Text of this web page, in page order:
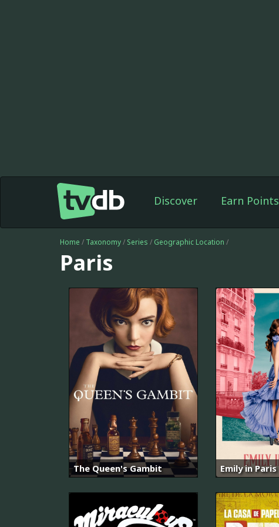
Discover Earn Points
Home / Taxonomy/ Series / Geographic Location /
Paris
The Queen's Gambit Emily in Paris